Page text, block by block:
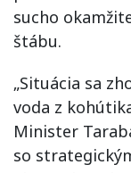
sucho
štábu.
„Situácia sa
voda z
Minister
so